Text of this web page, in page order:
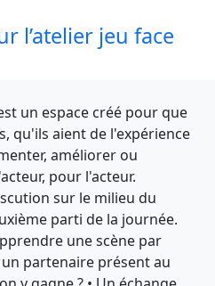
l’atelier jeu face
un espace créé pour que
qu'ils aient de l'expérience
améliorer ou
pour l'acteur.
sur le milieu du
parti de la journée.
une scène par
partenaire présent au